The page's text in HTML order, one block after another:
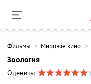
Фильмы Мировое кино
Зоология
Оценить: